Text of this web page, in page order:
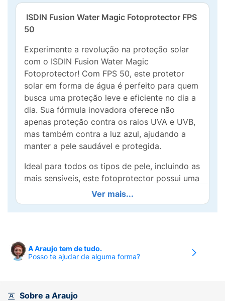
ISDIN Fusion Water Magic Fotoprotector FPS
50
Experimente a revolução na proteção solar
com o ISDIN Fusion Water Magic
Fotoprotector! Com FPS 50, este protetor
solar em forma de água é perfeito para quem
busca uma proteção leve e eficiente no dia a
dia. Sua fórmula inovadora oferece não
apenas proteção contra os raios UVA e UVB,
mas também contra a luz azul, ajudando a
manter a pele saudável e protegida.
Ideal para todos os tipos de pele, incluindo as
mais sensíveis, este fotoprotector possui uma
textura super leve que se funde rapidamente
à pele, deixando uma sensação de hidratação
e frescor sem resíduos oleosos. Perfeito para
protegida.
da pele enquanto desfrutam do sol. Proteja-
Ver mais...
A Araujo tem de tudo.
Posso te ajudar de alguma forma?
Sobre a Araujo